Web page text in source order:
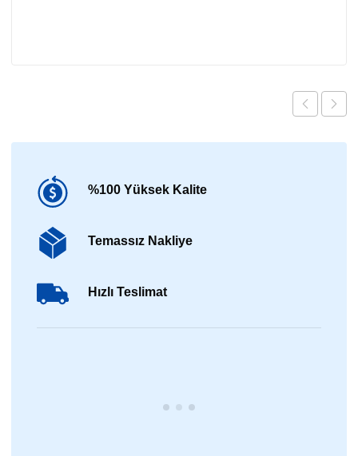
%100 Yüksek Kalite
Temassız Nakliye
Hızlı Teslimat